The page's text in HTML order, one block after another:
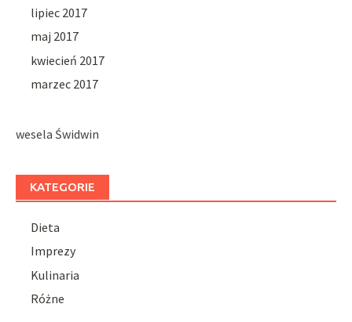
lipiec 2017
maj 2017
kwiecień 2017
marzec 2017
wesela Świdwin
KATEGORIE
Dieta
Imprezy
Kulinaria
Różne